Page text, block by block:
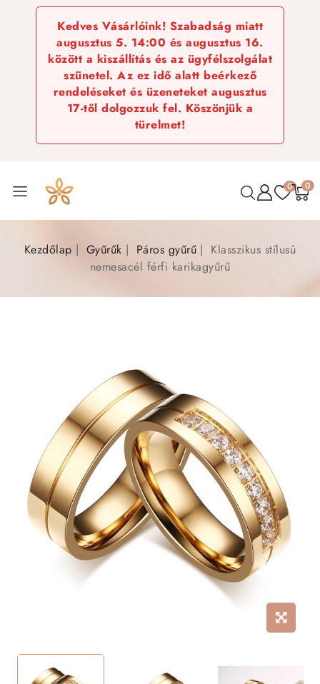
Kedves Vásárlóink! Szabadság miatt
augusztus 5. 14:00 és augusztus 16.
között a kiszállítás és az ügyfélszolgálat
szünetel. Az ez idő alatt beérkező
rendeléseket és üzeneteket augusztus
17-től dolgozzuk fel. Köszönjük a
türelmet!
0 0
Kezdőlap Gyűrűk Páros gyűrű
Klasszikus stílusú
nemesacél férfi karikagyűrű